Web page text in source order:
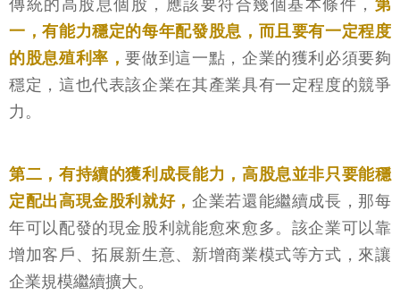
傳統的高股息個股，應該要符合幾個基本條件， 第
一，有能力穩定的每年配發股息，而且要有一定程度
的股息殖利率，要做到這一點，企業的獲利必須要夠
穩定，這也代表該企業在其產業具有一定程度的競爭
力。
第二，有持續的獲利成長能力，高股息並非只要能穩
定配出高現金股利就好， 企業若還能繼續成長，那每
年可以配發的現金股利就能愈來愈多。該企業可以靠
增加客戶、拓展新生意、新增商業模式等方式，來讓
企業規模繼續擴大。